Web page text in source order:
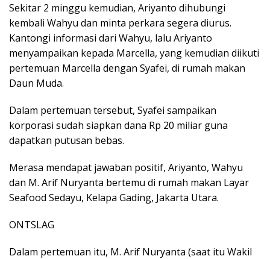
Sekitar 2 minggu kemudian, Ariyanto dihubungi
kembali Wahyu dan minta perkara segera diurus.
Kantongi informasi dari Wahyu, lalu Ariyanto
menyampaikan kepada Marcella, yang kemudian diikuti
pertemuan Marcella dengan Syafei, di rumah makan
Daun Muda.
Dalam pertemuan tersebut, Syafei sampaikan
korporasi sudah siapkan dana Rp 20 miliar guna
dapatkan putusan bebas.
Merasa mendapat jawaban positif, Ariyanto, Wahyu
dan M. Arif Nuryanta bertemu di rumah makan Layar
Seafood Sedayu, Kelapa Gading, Jakarta Utara.
ONTSLAG
Dalam pertemuan itu, M. Arif Nuryanta (saat itu Wakil